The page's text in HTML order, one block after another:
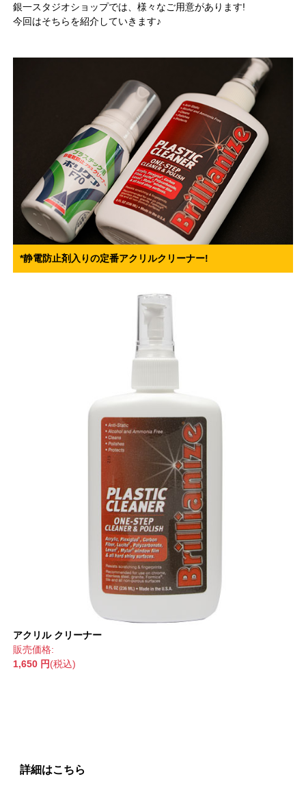
銀一スタジオショップでは、様々なご用意があります!
今回はそちらを紹介していきます♪
*静電防止剤入りの定番アクリルクリーナー!
アクリル クリーナー
販売価格:
1,650 円(税込)
詳細はこちら